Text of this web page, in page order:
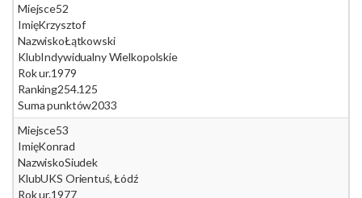
Miejsce52
ImięKrzysztof
NazwiskoŁątkowski
KlubIndywidualny Wielkopolskie
Rok ur.1979
Ranking254.125
Suma punktów2033
Miejsce53
ImięKonrad
NazwiskoSiudek
KlubUKS Orientuś, Łódź
Rok ur.1977